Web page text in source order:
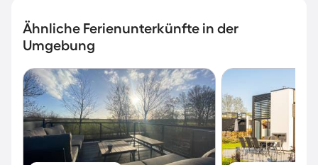
Ähnliche Ferienunterkünfte in der
Umgebung